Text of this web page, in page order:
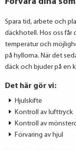
Spara tid, arbete och
däckhotell. Hos oss får
temperatur och
på hyllorna. När det
däck och bjuder på en
Det här gör vi:
Hjulskifte
Kontroll av lufttryck
Kontroll av
Förvaring av hjul